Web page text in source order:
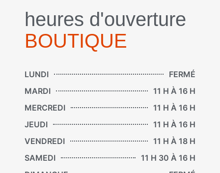
heures d'ouverture
BOUTIQUE
LUNDI
FERMÉ
MARDI
11 H À 16 H
MERCREDI
11 H À 16 H
JEUDI
11 H À 16 H
VENDREDI
11 H À 18 H
SAMEDI
11 H 30 À 16 H